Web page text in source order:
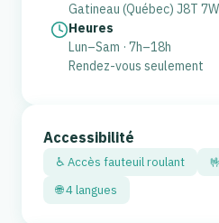
Gatineau (Québec) J8T
Heures
Lun–Sam · 7h–18h
Rendez-vous seulement
Accessibilité
♿ Accès fauteuil roulant
🌐 4 langues